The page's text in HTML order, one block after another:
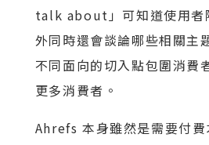
talk about」可知道使用者
外同時還會談論哪些相關主
不同面向的切入點包圍消費
更多消費者。
Ahrefs 本身雖然是需要付費